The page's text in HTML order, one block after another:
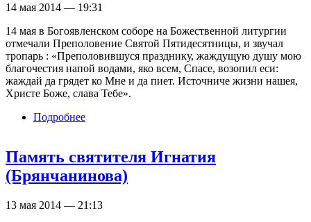
14 мая 2014 — 19:31
14 мая в Богоявленском соборе на Божественной литургии
отмечали Преполовение Святой Пятидесятницы, и звучал
тропарь : «Преполовившуся празднику, жаждущую душу мою
благочестия напой водами, яко всем, Спасе, возопил еси:
жаждай да грядет ко Мне и да пиет. Источниче жизни нашея,
Христе Боже, слава Тебе».
Подробнее
Память святителя Игнатия
(Брянчанинова)
13 мая 2014 — 21:13